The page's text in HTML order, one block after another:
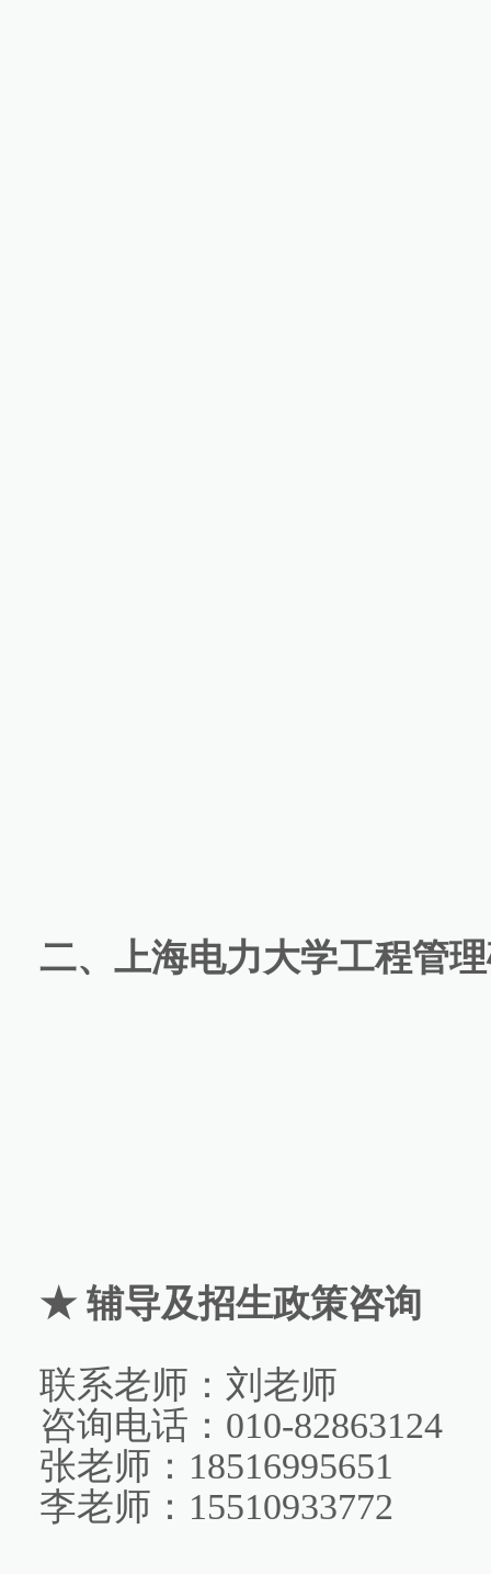
二、上海电力大学工程管
★ 辅导及招生政策咨询
联系老师：刘老师
咨询电话：010-82863124
张老师：18516995651
李老师：15510933772